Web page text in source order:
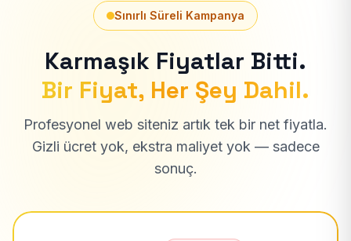
Sınırlı Süreli Kampanya
Karmaşık Fiyatlar Bitti.
Bir Fiyat, Her Şey Dahil.
Profesyonel web siteniz artık tek bir net fiyatla.
Gizli ücret yok, ekstra maliyet yok — sadece
sonuç.